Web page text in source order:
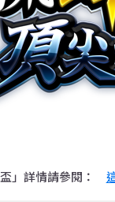
」詳情請參閱：